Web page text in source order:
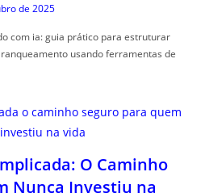
de 2025
com ia: guia prático para estruturar
usando ferramentas de
O Caminho
Nunca Investiu na